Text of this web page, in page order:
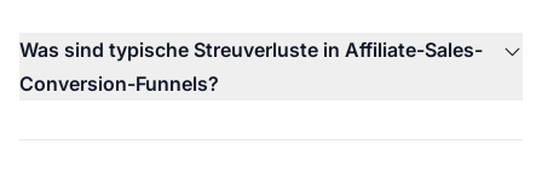
Was sind typische Streuverluste in Affiliate-Sales-
Conversion-Funnels?